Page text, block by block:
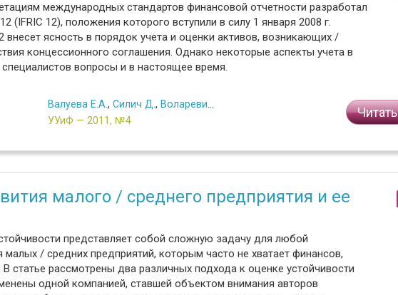
международных стандартов финансовой отчетности разработал
(IFRIC 12), положения которого вступили в силу 1 января 2008 г.
внесет ясность в порядок учета и оценки активов, возникающих /
концессионного соглашения. Однако некоторые аспекты учета в
вопросы и в настоящее время.
Валуева Е.А. , Силич Д. , Воларевич Х.
УУиФ — 2011, №4
Читать
малого / среднего предприятия и ее
представляет собой сложную задачу для любой
малых / средних предприятий, которым часто не хватает финансов,
статье рассмотрены два различных подхода к оценке устойчивости
одной компанией, ставшей объектом внимания авторов